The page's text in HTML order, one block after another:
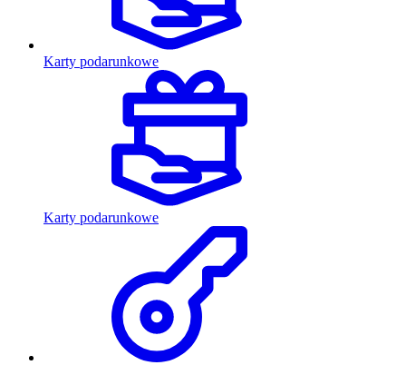
Karty podarunkowe
Karty podarunkowe